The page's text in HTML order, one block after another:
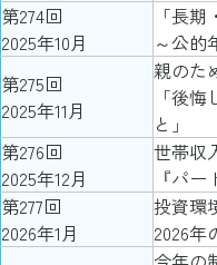
第274回
2025年10月
「長
～公的
第275回
2025年11月
親のた
「後
と」
第276回
2025年12月
世帯収
『パ
第277回
2026年1月
投資環
2026